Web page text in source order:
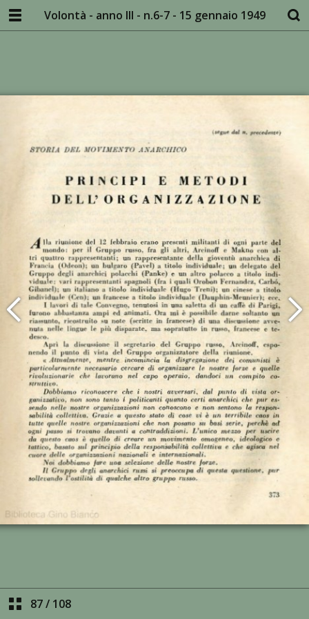
Volontà - anno III - n.6-7 - 15 gennaio 1949
87/ 108